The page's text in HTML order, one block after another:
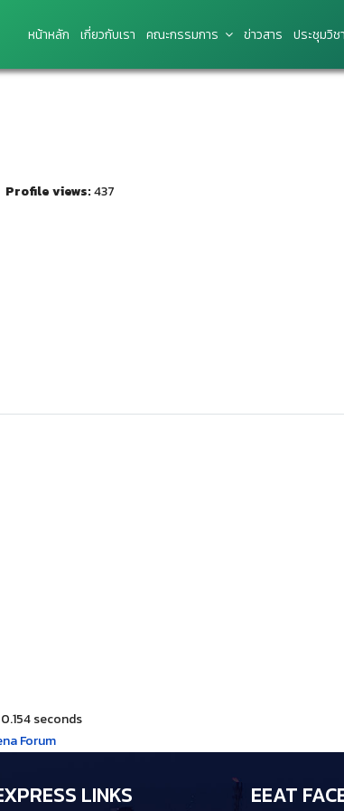
หน้าหลัก เกี่ยวกับเรา คณะกรรมการ ข่าว​สาร ประชุมวิช
Profile views:437
seconds
Forum
LINKS EEAT